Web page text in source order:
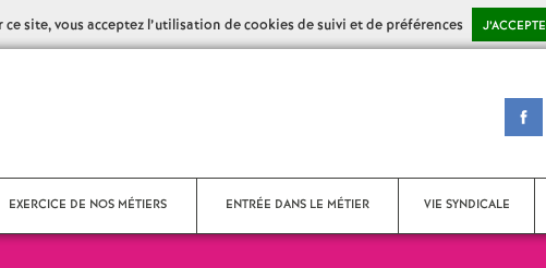
site, vous acceptez l’utilisation de cookies de suivi et de préférences J’ACCEPTE
EXERCICE DE NOS MÉTIERS ENTRÉE DANS LE MÉTIER VIE SYNDICALE